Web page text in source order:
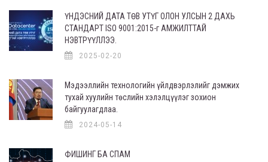
ҮНДЭСНИЙ ДАТА ТӨВ УТҮГ ОЛОН УЛСЫН 2 ДАХЬ
СТАНДАРТ ISO 9001:2015-г АМЖИЛТТАЙ
НЭВТРҮҮЛЛЭЭ.
2025-02-20
Мэдээллийн технологийн үйлдвэрлэлийг дэмжих
тухай хуулийн төслийн хэлэлцүүлэг зохион
байгуулагдлаа.
2024-05-14
ФИШИНГ БА СПАМ